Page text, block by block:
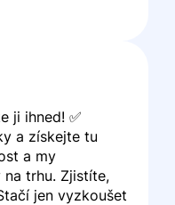
ji ihned! ✅
a získejte tu
a my
trhu. Zjistíte,
jen vyzkoušet